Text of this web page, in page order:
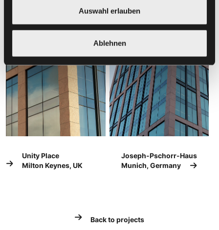
Auswahl erlauben
Ablehnen
Unity Place
Milton Keynes, UK
Joseph-Pschorr-Haus
Munich, Germany
Back to projects